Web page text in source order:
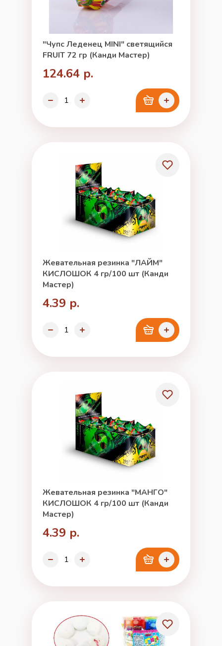
"Чупс Леденец MINI" светящийся
FRUIT 72 гр (Канди Мастер)
124.64 р.
Жевательная резинка "ЛАЙМ"
КИСЛОШОК 4 гр/100 шт (Канди
Мастер)
4.39 р.
Жевательная резинка "МАНГО"
КИСЛОШОК 4 гр/100 шт (Канди
Мастер)
4.39 р.